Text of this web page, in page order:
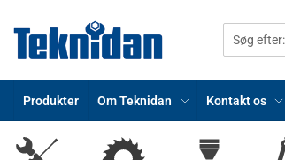
Produkter Om Teknidan Kontakt os